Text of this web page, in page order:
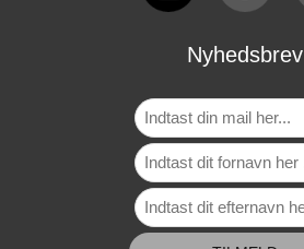
Nyhedsbrev